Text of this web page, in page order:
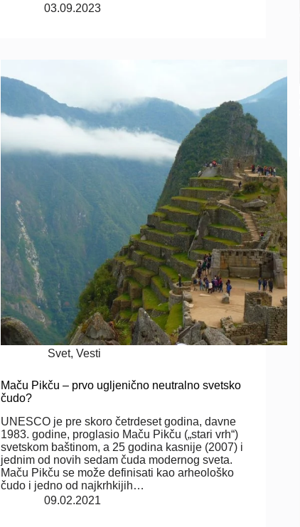
03.09.2023
Svet, Vesti
Maču Pikču – prvo ugljenično neutralno svetsko
čudo?
UNESCO je pre skoro četrdeset godina, davne
1983. godine, proglasio Maču Pikču („stari vrh“)
svetskom baštinom, a 25 godina kasnije (2007) i
jednim od novih sedam čuda modernog sveta.
Maču Pikču se može definisati kao arheološko
čudo i jedno od najkrhkijih…
09.02.2021